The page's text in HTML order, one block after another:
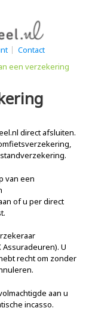
Contact
een verzekering
direct afsluiten.
van een
of u per direct
U
recht om zonder
aan u
incasso.